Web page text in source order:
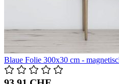
Blaue Folie 300x30 cm -